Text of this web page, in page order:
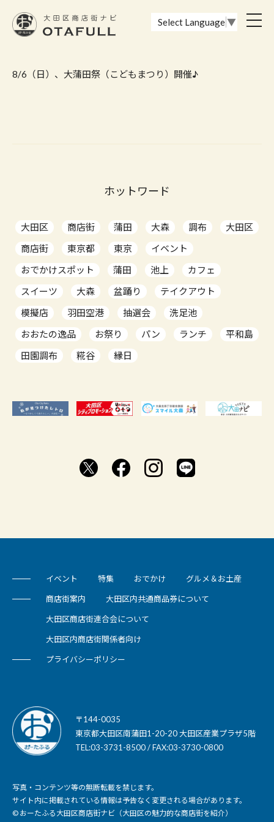
Select Language ▼
8/6（日）、大蒲田祭（こどもまつり）開催♪
ホットワード
大田区 商店街 蒲田 大森 調布
大田区
商店街
東京都 東京
イベント
おでかけスポット
蒲田 池上
カフェ
スイーツ
大森 盆踊り
テイクアウト
模擬店
羽田空港 抽選会
洗足池
おおたの逸品
お祭り パン ランチ
平和島
田園調布
糀谷 縁日
イベント 特集 おでかけ グルメ＆お土産
商店街案内 大田区内共通商品券について
大田区商店街連合会について
大田区内商店街関係者向け
プライバシーポリシー
〒144-0035
東京都大田区南蒲田1-20-20 大田区産業プラザ5階
TEL:03-3731-8500 / FAX:03-3730-0800
写真・コンテンツ等の無断転載を禁じます。
サイト内に掲載されている情報は予告なく変更される場合があります。
© おーたふる大田区商店街ナビ（大田区の魅力的な商店街を紹介）